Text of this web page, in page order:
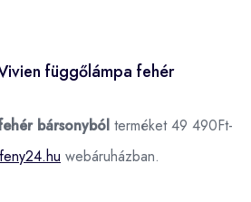
függőlámpa fehér
bársonyból terméket 49 490Ft-
feny24.hu webáruházban.